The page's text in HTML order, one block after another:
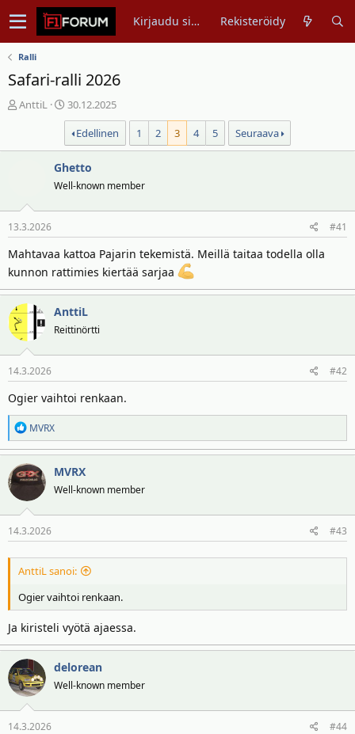
Kirjaudu sisään Rekisteröidy
Ralli
Safari-ralli 2026
V
s
e
t
u
n
a
l
o
i
t
t
j
a
AnttiL
A
l
o
i
t
u
p
v
ä
m
ä
ä
ä
30.12.2025
Edellinen
1 2 3 4 5 Seuraava
Ghetto
Well-known member
13.3.2026 #41
Mahtavaa kattoa Pajarin tekemistä. Meillä taitaa todella olla
kunnon rattimies kiertää sarjaa
AnttiL
Reittinörtti
14.3.2026 #42
Ogier vaihtoi renkaan.
R
e
a
k
t
i
o
t
MVRX
MVRX
Well-known member
14.3.2026 #43
AnttiL sanoi:
Ogier vaihtoi renkaan.
Ja kiristeli vyötä ajaessa.
delorean
Well-known member
14.3.2026 #44